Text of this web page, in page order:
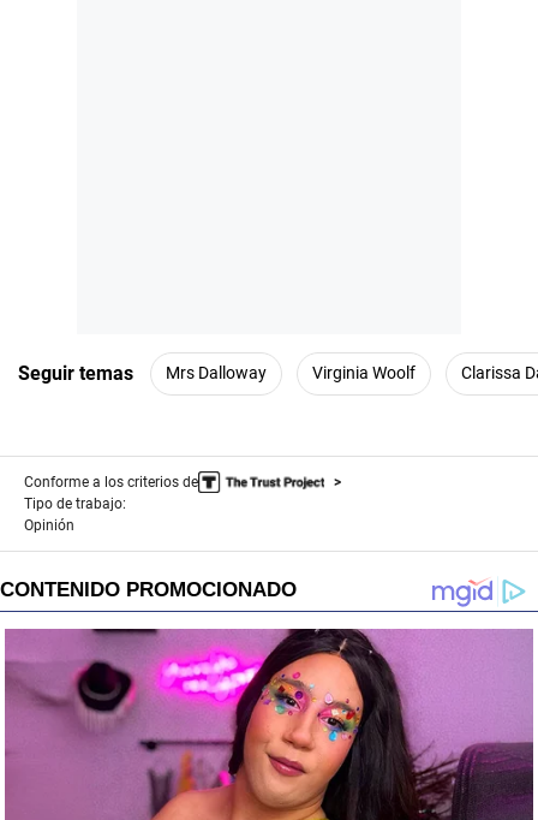
Seguir temas Mrs Dalloway Virginia Woolf Clarissa
Conforme a los criterios de
Tipo de trabajo:
Opinión